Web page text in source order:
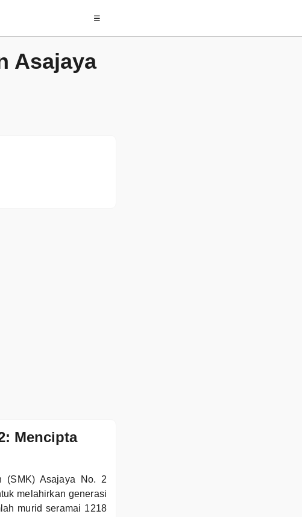
☰
Asajaya
Mencipta
(SMK) Asajaya No. 2
melahirkan generasi
murid seramai 1218